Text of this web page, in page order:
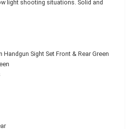
light shooting situations. Solid and
Sight Set Front & Rear Green